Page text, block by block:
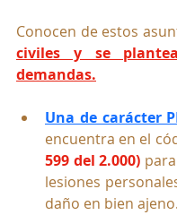
Conocen de estos
civiles y se
demandas.
Una de carácter
encuentra en el
599 del 2.000)
lesiones
daño en bien ajeno.